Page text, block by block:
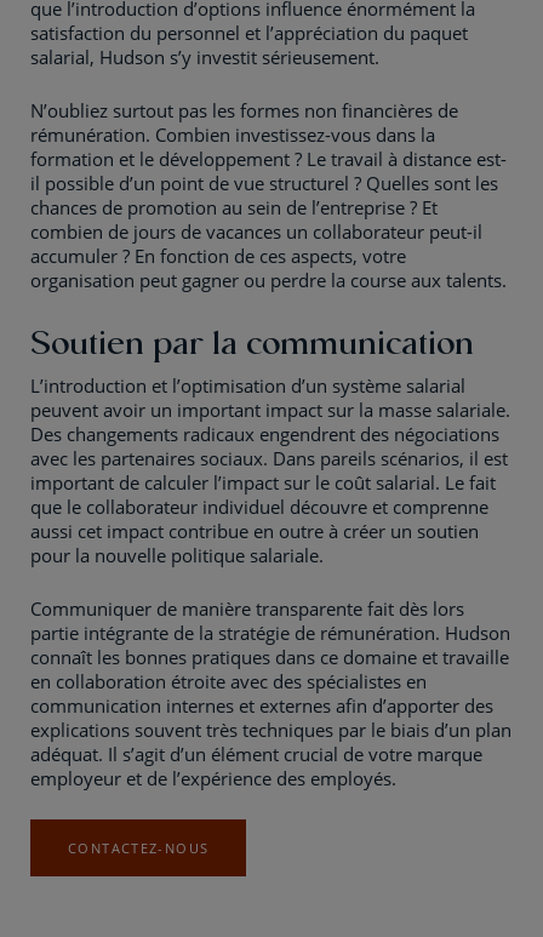
que l’introduction d’options influence énormément la
satisfaction du personnel et l’appréciation du paquet
salarial, Hudson s’y investit sérieusement.
N’oubliez surtout pas les formes non financières de
rémunération. Combien investissez-vous dans la
formation et le développement ? Le travail à distance est-
il possible d’un point de vue structurel ? Quelles sont les
chances de promotion au sein de l’entreprise ? Et
combien de jours de vacances un collaborateur peut-il
accumuler ? En fonction de ces aspects, votre
organisation peut gagner ou perdre la course aux talents.
Soutien par la communication
L’introduction et l’optimisation d’un système salarial
peuvent avoir un important impact sur la masse salariale.
Des changements radicaux engendrent des négociations
avec les partenaires sociaux. Dans pareils scénarios, il est
important de calculer l’impact sur le coût salarial. Le fait
que le collaborateur individuel découvre et comprenne
aussi cet impact contribue en outre à créer un soutien
pour la nouvelle politique salariale.
Communiquer de manière transparente fait dès lors
partie intégrante de la stratégie de rémunération. Hudson
connaît les bonnes pratiques dans ce domaine et travaille
en collaboration étroite avec des spécialistes en
communication internes et externes afin d’apporter des
explications souvent très techniques par le biais d’un plan
adéquat. Il s’agit d’un élément crucial de votre marque
employeur et de l’expérience des employés.
CONTACTEZ-NOUS